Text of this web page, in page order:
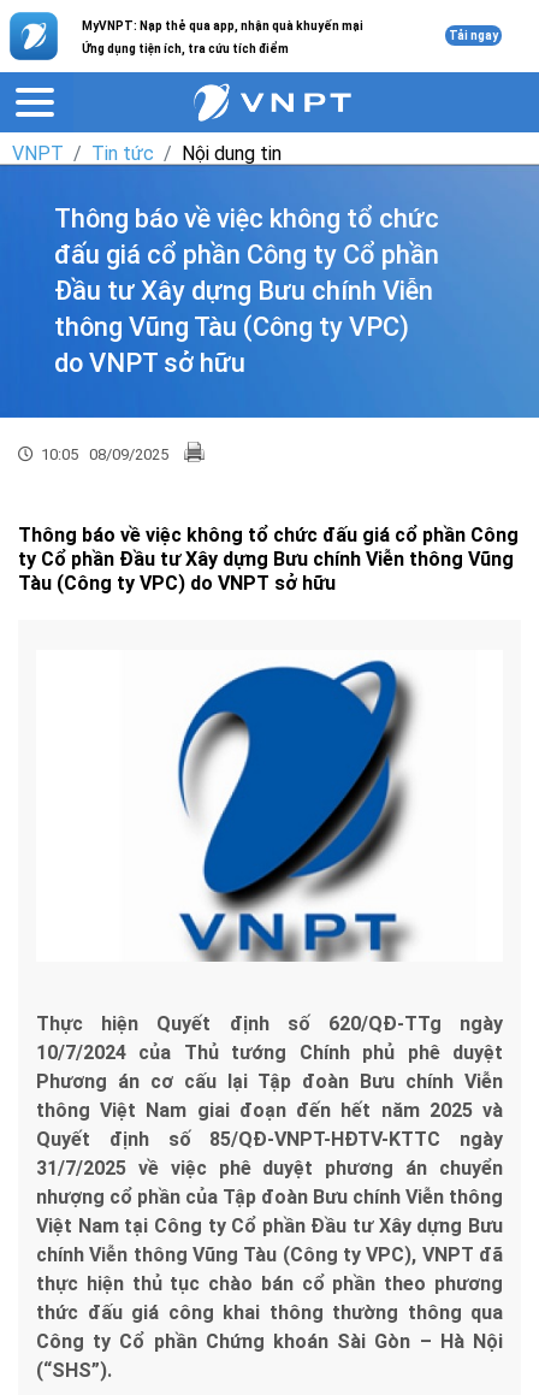
MyVNPT: Nạp thẻ qua app, nhận quà khuyến mại
Ứng dụng tiện ích, tra cứu tích điểm
Tải ngay
VNPT Tin tức Nội dung tin
Thông báo về việc không tổ chức
đấu giá cổ phần Công ty Cổ phần
Đầu tư Xây dựng Bưu chính Viễn
thông Vũng Tàu (Công ty VPC)
do VNPT sở hữu
10:05 08/09/2025
Thông báo về việc không tổ chức đấu giá cổ phần Công
ty Cổ phần Đầu tư Xây dựng Bưu chính Viễn thông Vũng
Tàu (Công ty VPC) do VNPT sở hữu
Thực hiện Quyết định số 620/QĐ-TTg ngày
10/7/2024 của Thủ tướng Chính phủ phê duyệt
Phương án cơ cấu lại Tập đoàn Bưu chính Viễn
thông Việt Nam giai đoạn đến hết năm 2025 và
Quyết định số 85/QĐ-VNPT-HĐTV-KTTC ngày
31/7/2025 về việc phê duyệt phương án chuyển
nhượng cổ phần của Tập đoàn Bưu chính Viễn thông
Việt Nam tại Công ty Cổ phần Đầu tư Xây dựng Bưu
chính Viễn thông Vũng Tàu (Công ty VPC), VNPT đã
thực hiện thủ tục chào bán cổ phần theo phương
thức đấu giá công khai thông thường thông qua
Công ty Cổ phần Chứng khoán Sài Gòn – Hà Nội
(“SHS”).